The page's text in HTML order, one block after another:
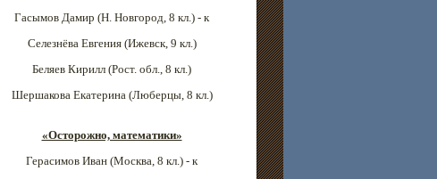
Гасымов Дамир (Н. Новгород, 8 кл.) - к
Селезнёва Евгения (Ижевск, 9 кл.)
Беляев Кирилл (Рост. обл., 8 кл.)
Шершакова Екатерина (Люберцы, 8 кл.)
«Осторожно, математики»
Герасимов Иван (Москва, 8 кл.) - к